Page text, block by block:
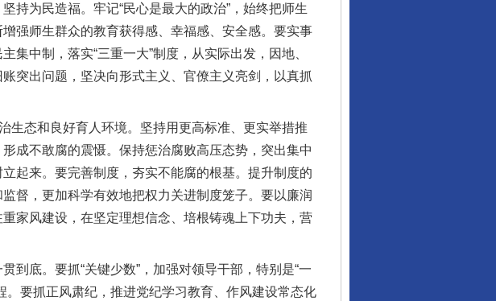
持为民造福。牢记“民心是最大的政治”，始终把师生
强师生群众的教育获得感、幸福感、安全感。要实事
中制，落实“三重一大”制度，从实际出发，因地、
突出问题，坚决向形式主义、官僚主义亮剑，以真抓
态和良好育人环境。坚持用更高标准、更实举措推
成不敢腐的震慑。保持惩治腐败高压态势，突出集中
起来。要完善制度，夯实不能腐的根基。提升制度的
督，更加科学有效地把权力关进制度笼子。要以廉润
家风建设，在坚定理想信念、培根铸魂上下功夫，营
底。要抓“关键少数”，加强对领导干部，特别是“一
要抓正风肃纪，推进党纪学习教育、作风建设常态化
施 从数据变化看反腐深化